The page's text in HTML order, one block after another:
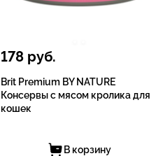
178 руб.
Brit Premium BY NATURE
Консервы с мясом кролика для
кошек
В корзину